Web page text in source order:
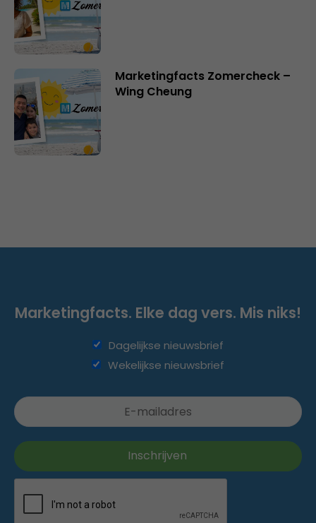
Marketingfacts Zomercheck –
Wing Cheung
Marketingfacts. Elke dag vers. Mis niks!
Dagelijkse nieuwsbrief
Wekelijkse nieuwsbrief